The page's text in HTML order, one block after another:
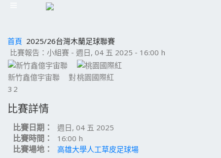
首頁 2025/26台灣木蘭足球聯賽
比賽報告：小組賽 - 週日, 04 五 2025 - 16:00 h
新竹鑫億宇宙聯 對桃園國際紅
3 2
比賽詳情
比賽日期： 週日, 04 五 2025
比賽時間： 16:00 h
比賽場地： 高雄大學人工草皮足球場